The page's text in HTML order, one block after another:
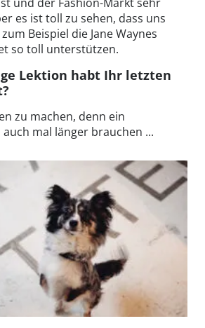
es ist toll zu sehen, dass uns
Beispiel die Jane Waynes
so toll unterstützen.
Lektion habt Ihr letzten
zu machen, denn ein
mal länger brauchen ...